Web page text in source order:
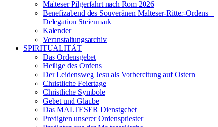
Malteser Pilgerfahrt nach Rom 2026
Benefizabend des Souveränen Malteser-Ritter-Ordens –
Delegation Steiermark
Kalender
Veranstaltungsarchiv
SPIRITUALITÄT
Das Ordensgebet
Heilige des Ordens
Der Leidensweg Jesu als Vorbereitung auf Ostern
Christliche Feiertage
Christliche Symbole
Gebet und Glaube
Das MALTESER Dienstgebet
Predigten unserer Ordenspriester